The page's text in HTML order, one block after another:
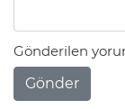
Gönderilen
Gönder